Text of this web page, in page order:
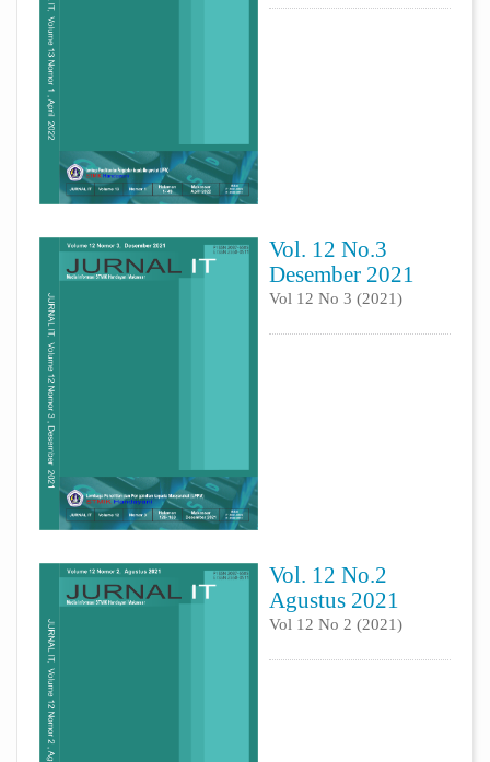
Vol. 12 No.3
Desember 2021
Vol 12 No 3 (2021)
Vol. 12 No.2
Agustus 2021
Vol 12 No 2 (2021)